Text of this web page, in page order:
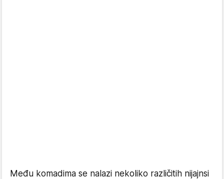
Među komadima se nalazi nekoliko različitih nijajnsi